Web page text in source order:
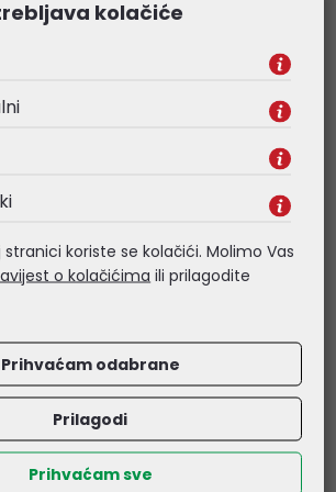
Case
kolačiće
koriste se kolačići. Molimo Vas
o kolačićima ili prilagodite
Prihvaćam odabrane
Prilagodi
Prihvaćam sve